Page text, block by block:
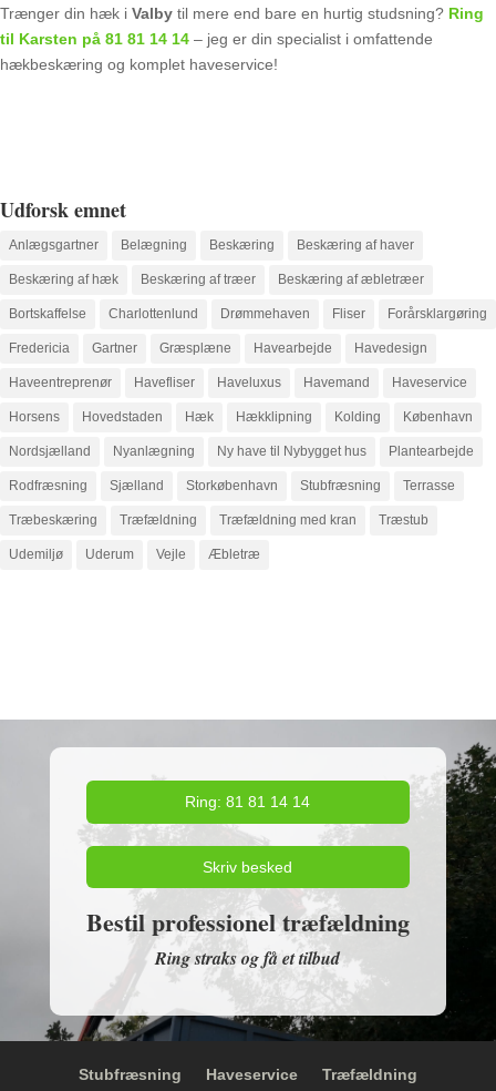
Trænger din hæk i Valby til mere end bare en hurtig studsning? Ring
til Karsten på 81 81 14 14 – jeg er din specialist i omfattende
hækbeskæring og komplet haveservice!
Udforsk emnet
Anlægsgartner Belægning Beskæring Beskæring af haver
Beskæring af hæk Beskæring af træer Beskæring af æbletræer
Bortskaffelse Charlottenlund Drømmehaven Fliser Forårsklargøring
Fredericia Gartner Græsplæne Havearbejde Havedesign
Haveentreprenør Havefliser Haveluxus Havemand Haveservice
Horsens Hovedstaden Hæk Hækklipning Kolding København
Nordsjælland Nyanlægning Ny have til Nybygget hus Plantearbejde
Rodfræsning Sjælland Storkøbenhavn Stubfræsning Terrasse
Træbeskæring Træfældning Træfældning med kran Træstub
Udemiljø Uderum Vejle Æbletræ
Ring: 81 81 14 14
Skriv besked
Bestil professionel træfældning
Ring straks og få et tilbud
Stubfræsning Haveservice
Træfældning